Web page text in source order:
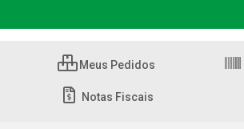
Meus Pedidos
Notas Fiscais